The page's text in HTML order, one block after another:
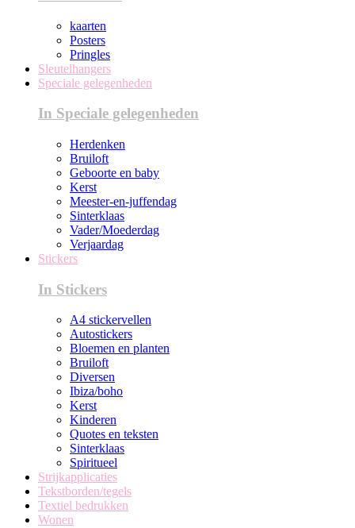
kaarten
Posters
Pringles
Sleutelhangers
Speciale gelegenheden
In Speciale gelegenheden
Herdenken
Bruiloft
Geboorte en baby
Kerst
Meester-en-juffendag
Sinterklaas
Vader/Moederdag
Verjaardag
Stickers
In Stickers
A4 stickervellen
Autostickers
Bloemen en planten
Bruiloft
Diversen
Ibiza/boho
Kerst
Kinderen
Quotes en teksten
Sinterklaas
Spiritueel
Strijkapplicaties
Tekstborden/tegels
Textiel bedrukken
Wonen